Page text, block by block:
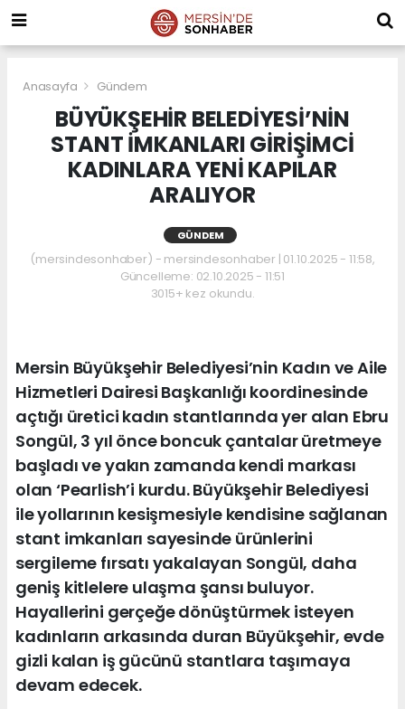
Anasayfa Gündem
BÜYÜKŞEHİR BELEDİYESİ’NİN
STANT İMKANLARI GİRİŞİMCİ
KADINLARA YENİ KAPILAR
ARALIYOR
GÜNDEM
(mersindesonhaber) - mersindesonhaber | 01.10.2025 - 11:58,
Güncelleme: 02.10.2025 - 11:51
3015+ kez okundu.
Mersin Büyükşehir Belediyesi’nin Kadın ve Aile
Hizmetleri Dairesi Başkanlığı koordinesinde
açtığı üretici kadın stantlarında yer alan Ebru
Songül, 3 yıl önce boncuk çantalar üretmeye
başladı ve yakın zamanda kendi markası
olan ‘Pearlish’i kurdu. Büyükşehir Belediyesi
ile yollarının kesişmesiyle kendisine sağlanan
stant imkanları sayesinde ürünlerini
sergileme fırsatı yakalayan Songül, daha
geniş kitlelere ulaşma şansı buluyor.
Hayallerini gerçeğe dönüştürmek isteyen
kadınların arkasında duran Büyükşehir, evde
gizli kalan iş gücünü stantlara taşımaya
devam edecek.